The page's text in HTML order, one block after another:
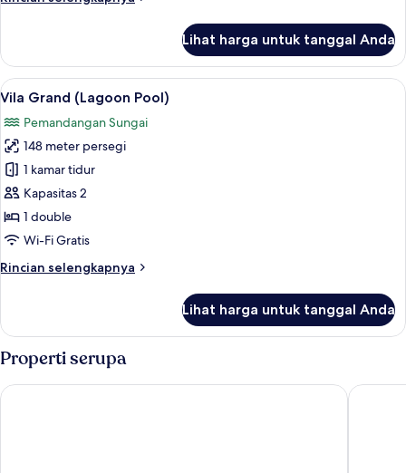
Cocoon
Jungle
Lihat harga untuk tanggal Anda
Lihat
semua
foto
untuk
Vila
Grand
(Lagoon
Pool)
Vila Grand (Lagoon Pool) | Seprai
9
Vila Grand (Lagoon Pool)
Pemandangan Sungai
148 meter persegi
1 kamar tidur
Kapasitas 2
1 double
Wi-Fi Gratis
Rincian selengkapnya
Rincian
Vila
(Lagoon
Lihat harga untuk tanggal Anda
Properti serupa
WakaGangga De